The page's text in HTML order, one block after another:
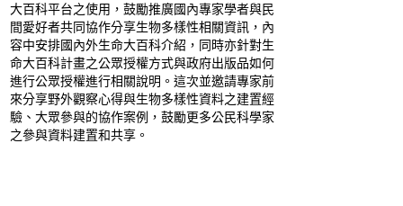
大百科平台之使用，鼓勵推廣國內專家學者與民
間愛好者共同協作分享生物多樣性相關資訊，內
容中安排國內外生命大百科介紹，同時亦針對生
命大百科計畫之公眾授權方式與政府出版品如何
進行公眾授權進行相關說明。這次並邀請專家前
來分享野外觀察心得與生物多樣性資料之建置經
驗、大眾參與的協作案例，鼓勵更多公民科學家
之參與資料建置和共享。